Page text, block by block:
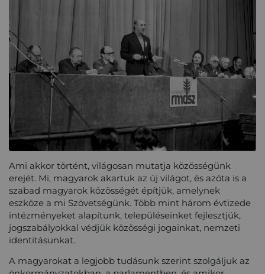
Ami akkor történt, világosan mutatja közösségünk
erejét. Mi, magyarok akartuk az új világot, és azóta is a
szabad magyarok közösségét építjük, amelynek
eszköze a mi Szövetségünk. Több mint három évtizede
intézményeket alapítunk, településeinket fejlesztjük,
jogszabályokkal védjük közösségi jogainkat, nemzeti
identitásunkat.
A magyarokat a legjobb tudásunk szerint szolgáljuk az